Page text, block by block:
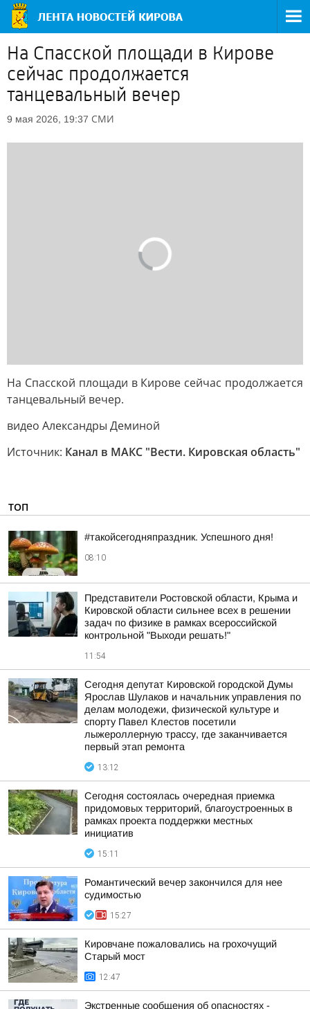
На Спасской площади в Кирове
сейчас продолжается
танцевальный вечер
9 мая 2026, 19:37 СМИ
На Спасской площади в Кирове сейчас продолжается
танцевальный вечер.
видео Александры Деминой
Источник: Канал в МАКС "Вести. Кировская область"
ТОП
#такойсегодняпраздник. Успешного дня!
08:10
Представители Ростовской области, Крыма и
Кировской области сильнее всех в решении
задач по физике в рамках всероссийской
контрольной "Выходи решать!"
11:54
Сегодня депутат Кировской городской Думы
Ярослав Шулаков и начальник управления по
делам молодежи, физической культуре и
спорту Павел Клестов посетили
лыжероллерную трассу, где заканчивается
первый этап ремонта
13:12
Сегодня состоялась очередная приемка
придомовых территорий, благоустроенных в
рамках проекта поддержки местных
инициатив
15:11
Романтический вечер закончился для нее
судимостью
15:27
Кировчане пожаловались на грохочущий
Старый мост
12:47
Экстренные сообщения об опасностях -